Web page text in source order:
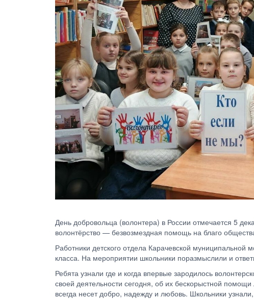
День добровольца (волонтера) в России отмечается 5
волонтёрство — безвозмездная помощь на благо
Работники детского отдела Карачевской
класса. На мероприятии школьники поразмыслили и
Ребята узнали где и когда впервые зародилось
своей деятельности сегодня, об их бескорыстной
всегда несет добро, надежду и любовь. Школьники